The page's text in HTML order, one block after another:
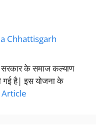
सरकार के समाज कल्याण
गई है| इस योजना के
Article